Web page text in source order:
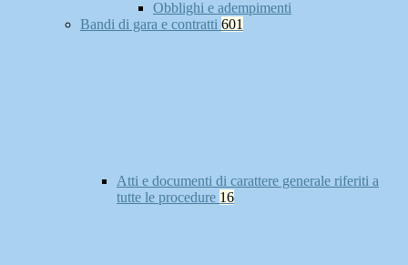
Obblighi e adempimenti
Bandi di gara e contratti 601
Atti e documenti di carattere generale riferiti a
tutte le procedure 16